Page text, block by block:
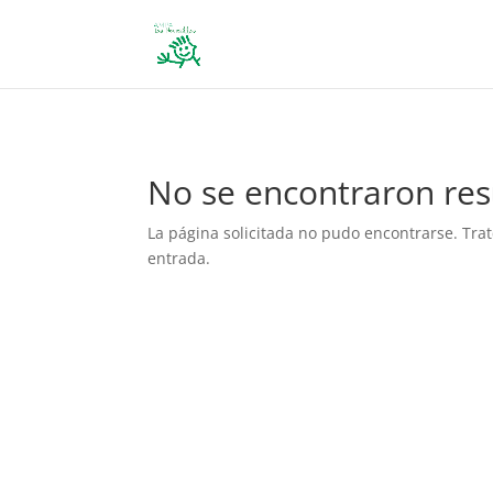
No se encontraron
La página solicitada no pudo encontrarse.
entrada.